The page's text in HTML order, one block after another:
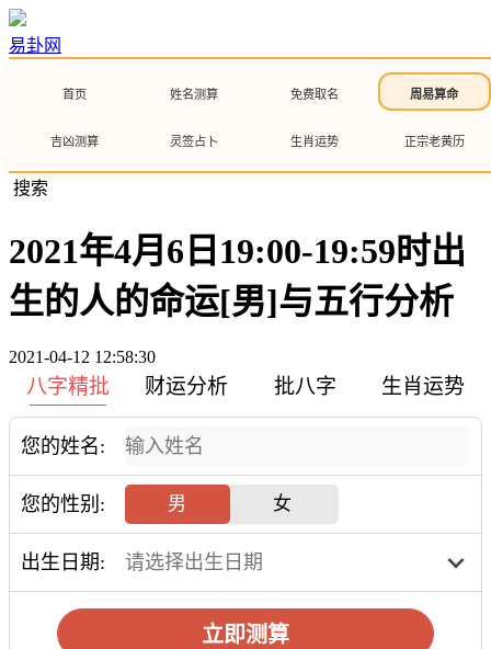
易卦网
首页 姓名测算 免费取名 周易算命
吉凶测算 灵签占卜 生肖运势 正宗老黄历
搜索
2021年4月6日19:00-19:59时出
生的人的命运[男]与五行分析
2021-04-12 12:58:30
八字精批 财运分析 批八字 生肖运势
您的姓名:
您的性别: 男 女
出生日期:
立即测算